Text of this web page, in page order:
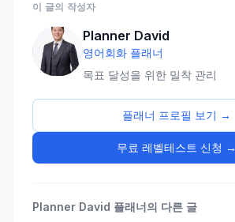
이 글의 작성자
Planner David
영어회화 플래너
목표 달성을 위한 밀착 관리
플래너 프로필 보기 →
무료 레벨테스트 신청 →
Planner David 플래너의 다른 글